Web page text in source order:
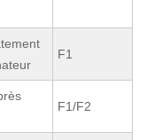
F1
F1/F2